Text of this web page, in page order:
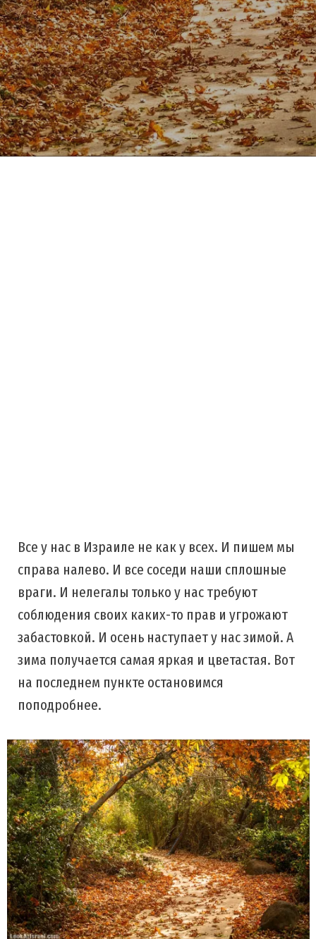
Все у нас в Израиле не как у всех. И пишем мы
справа налево. И все соседи наши сплошные
враги. И нелегалы только у нас требуют
соблюдения своих каких-то прав и угрожают
забастовкой. И осень наступает у нас зимой. А
зима получается самая яркая и цветастая. Вот
на последнем пункте остановимся
поподробнее.